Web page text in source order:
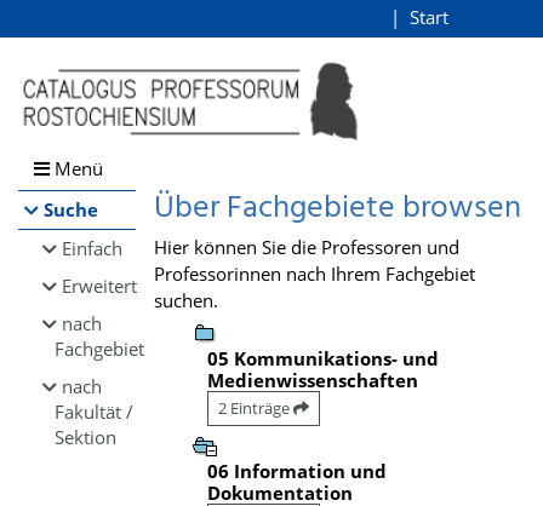
Browsen
direkt zum Inhalt
Start
Menü
Suche
Einfach
Erweitert
nach
Fachgebiet
nach
Fakultät /
Sektion
Über Fachgebiete browsen
Hier können Sie die Professoren und
Professorinnen nach Ihrem Fachgebiet
suchen.
05 Kommunikations- und
Medienwissenschaften
2 Einträge
06 Information und
Dokumentation